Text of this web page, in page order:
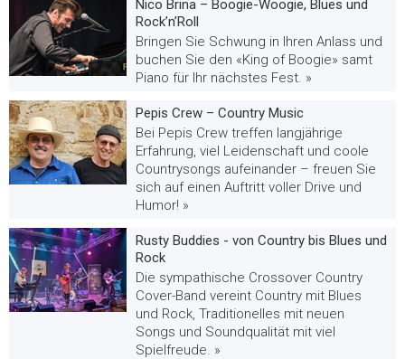
Nico Brina – Boogie-Woogie, Blues und
Rock’n’Roll
Bringen Sie Schwung in Ihren Anlass und
buchen Sie den «King of Boogie» samt
Piano für Ihr nächstes Fest. »
Pepis Crew – Country Music
Bei Pepis Crew treffen langjährige
Erfahrung, viel Leidenschaft und coole
Countrysongs aufeinander – freuen Sie
sich auf einen Auftritt voller Drive und
Humor! »
Rusty Buddies - von Country bis Blues und
Rock
Die sympathische Crossover Country
Cover-Band vereint Country mit Blues
und Rock, Traditionelles mit neuen
Songs und Soundqualität mit viel
Spielfreude. »